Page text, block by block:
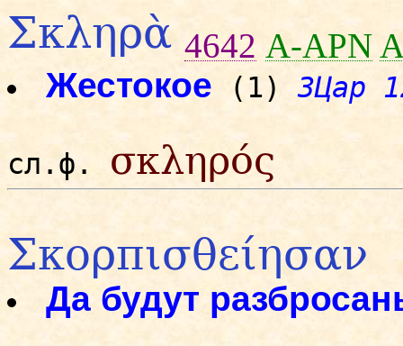
Σκληρὰ 4642 A-APN
Жестокое (1)3Цар
сл.ф. σκληρός
Σκορπισθείησαν
Да будут